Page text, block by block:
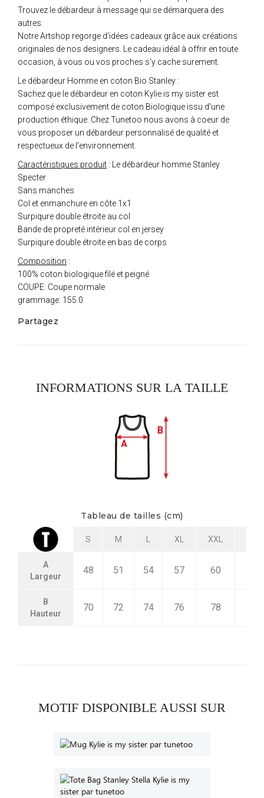
Trouvez le débardeur à message qui se démarquera des
autres.
Notre Artshop regorge d'idées cadeaux grâce aux créations
originales de nos designers. Le cadeau idéal à offrir en toute
occasion, à vous ou vos proches s'y cache surement.
Le débardeur Homme en coton Bio Stanley :
Sachez que le débardeur en coton Kylie is my sister est
composé exclusivement de coton Biologique issu d'une
production éthique. Chez Tunetoo nous avons à coeur de
vous proposer un débardeur personnalisé de qualité et
respectueux de l'environnement.
Caractéristiques produit : Le débardeur homme Stanley
Specter
Sans manches
Col et enmanchure en côte 1x1
Surpiqure double étroite au col
Bande de propreté intérieur col en jersey
Surpiqure double étroite en bas de corps
Composition :
100% coton biologique filé et peigné
COUPE: Coupe normale
grammage: 155.0
Partagez
INFORMATIONS SUR LA TAILLE
Tableau de tailles (cm)
S M L XL XXL
A
Largeur
48 51 54 57 60
B
Hauteur
70 72 74 76 78
MOTIF DISPONIBLE AUSSI SUR